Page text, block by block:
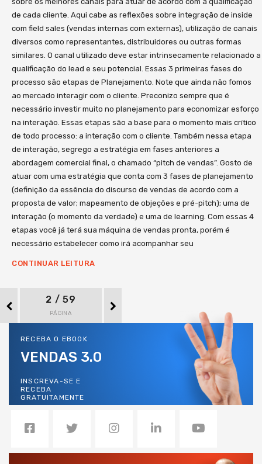
de cada cliente. Aqui cabe as reflexões sobre integração de inside
com field sales (vendas internas com externas), utilização de canais
diversos como representantes, distribuidores ou outras formas
similares. O canal utilizado deve estar intrinsecamente relacionado a
qualificação do lead e seu potencial. Essas 3 primeiras fases do
processo são etapas de Planejamento. Note que ainda não fomos
ao mercado interagir com o cliente. Preconizo sempre que é
necessário investir muito no planejamento para economizar esforço
na interação. Essas etapas são a base para o momento mais crítico
de todo processo: a interação com o cliente. Também nessa etapa
de interação, segrego a estratégia em fases anteriores a
abordagem comercial final, o chamado “pitch de vendas”. Gosto de
atuar com uma estratégia que conta com 3 fases de planejamento
(definição da essência do discurso de vendas de acordo com a
proposta de valor; mapeamento de objeções e pré-pitch); uma de
interação (o momento da verdade) e uma de learning. Com essas 4
etapas você já terá sua máquina de vendas pronta, porém é
necessário estabelecer como irá acompanhar seu
CONTINUAR LEITURA
2 / 59
PÁGINA
RECEBA O EBOOK
VENDAS 3.0
INSCREVA-SE E
RECEBA
GRATUITAMENTE